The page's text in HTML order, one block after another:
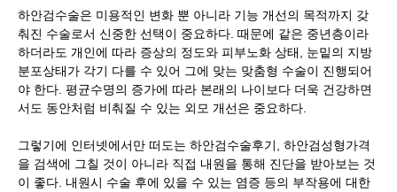
하안검수술은 미용적인 변화 뿐 아니라 기능 개선의 목적까지 갖
춰진 수술로서 신중한 선택이 중요하다. 때문에 같은 중년층이라
하더라도 개인에 따라 증상의 정도와 피부노화 상태, 눈밑의 지방
분포상태가 각기 다를 수 있어 그에 맞는 맞춤형 수술이 진행되어
야 한다. 평균수명의 증가에 따라 본래의 나이보다 더욱 건강하면
서도 동안처럼 비춰질 수 있는 외모 개선은 중요하다.
그렇기에 인터넷에서만 떠도는 하안검수술후기, 하안검성형가격
을 검색에 그칠 것이 아니라 직접 내원을 통해 진단을 받아보는 것
이 좋다. 내원시 수술 후에 있을 수 있는 염증 등의 부작용에 대한